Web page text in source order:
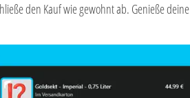
den Kauf wie gewohnt ab. Genieße deine